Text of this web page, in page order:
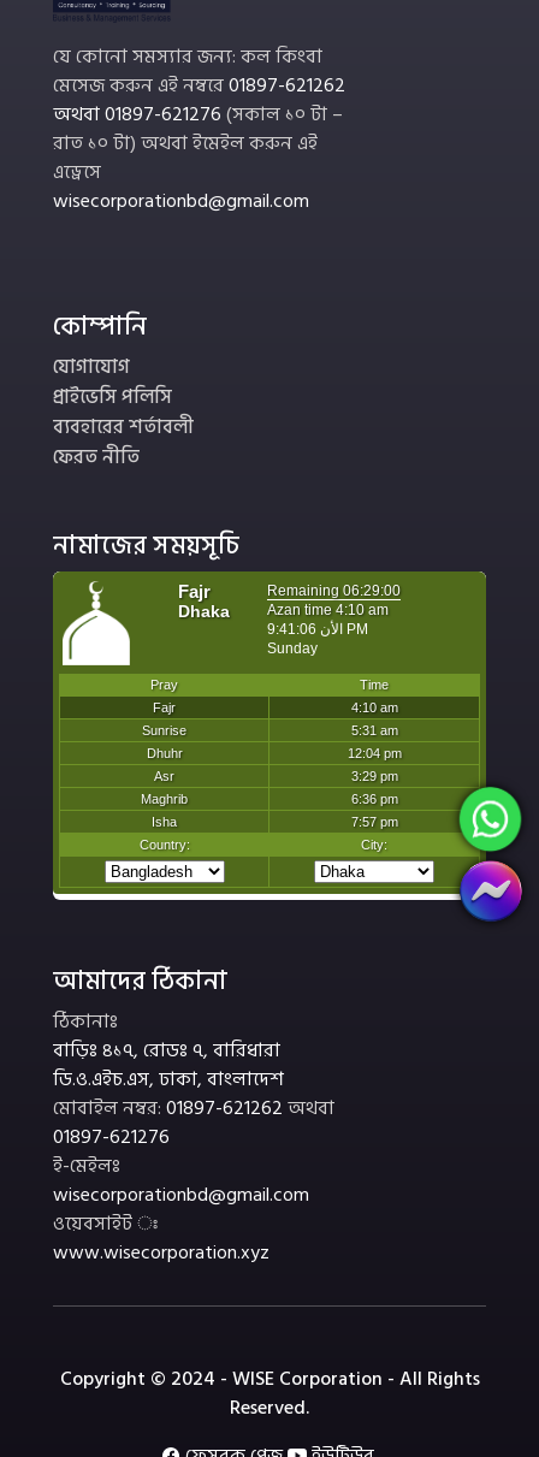
যে কোনো সমস্যার জন্য: কল কিংবা
মেসেজ করুন এই নম্বরে01897-621262
অথবা01897-621276(সকাল ১০ টা –
রাত ১০ টা) অথবা ইমেইল করুন এই
এড্রেসে
wisecorporationbd@gmail.com
কোম্পানি
যোগাযোগ
প্রাইভেসি পলিসি
ব্যবহারের শর্তাবলী
ফেরত নীতি
নামাজের সময়সূচি
আমাদের ঠিকানা
ঠিকানাঃ
বাড়িঃ ৪১৭, রোডঃ ৭, বারিধারা
ডি.ও.এইচ.এস, ঢাকা, বাংলাদেশ
মোবাইল নম্বর:01897-621262অথবা
01897-621276
ই-মেইলঃ
wisecorporationbd@gmail.com
ওয়েবসাইট ঃ
www.wisecorporation.xyz
Copyright © 2024 - WISE Corporation - All Rights
Reserved.